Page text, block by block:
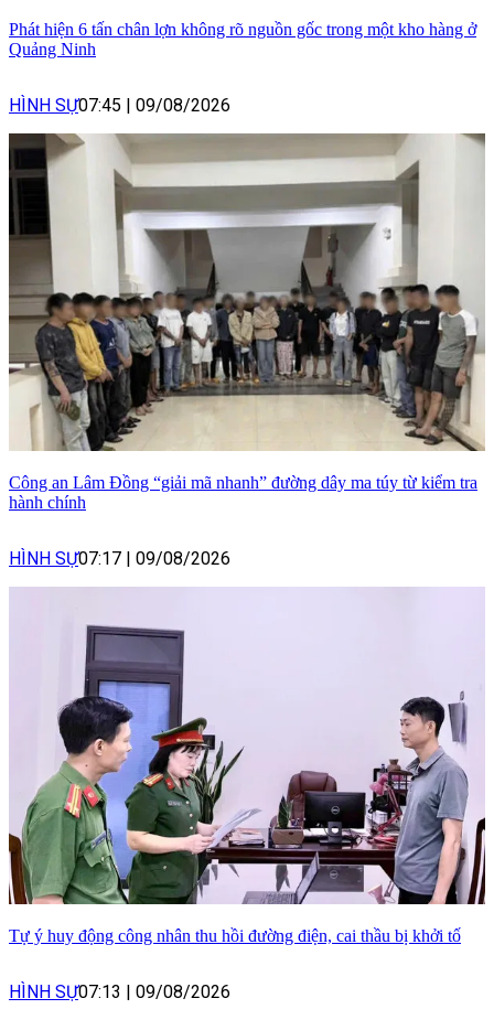
Phát hiện 6 tấn chân lợn không rõ nguồn gốc trong một kho hàng ở
Quảng Ninh
HÌNH SỰ07:45 09/08/2026
Công an Lâm Đồng “giải mã nhanh” đường dây ma túy từ kiểm tra
hành chính
HÌNH SỰ07:17 09/08/2026
Tự ý huy động công nhân thu hồi đường điện, cai thầu bị khởi tố
HÌNH SỰ07:13 09/08/2026